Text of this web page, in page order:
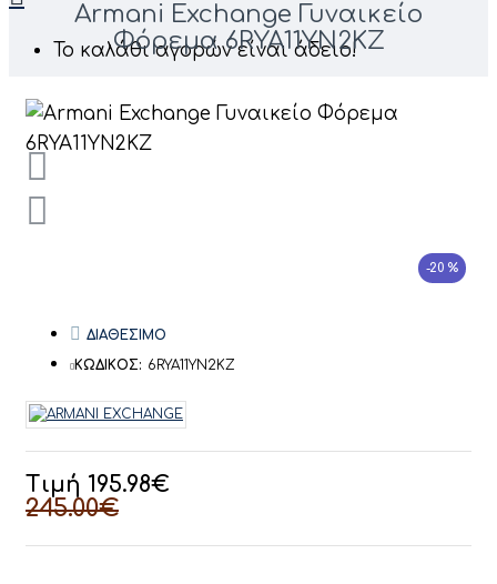
Το καλάθι αγορών είναι άδειο!
Armani Exchange Γυναικείο
Φόρεμα 6RYA11YN2KZ
-20 %
Τιμή 195.98€
245.00€
ΔΙΑΘΕΣΙΜΟ
ΚΩΔΙΚΟΣ: 6RYA11YN2KZ